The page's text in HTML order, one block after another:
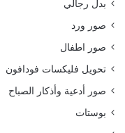
بدل رجالي
صور ورد
صور اطفال
تحويل فليكسات فودافون
صور أدعية وأذكار الصباح
بوستات